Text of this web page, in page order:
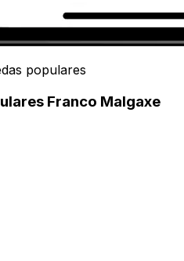
populares
Franco Malgaxe